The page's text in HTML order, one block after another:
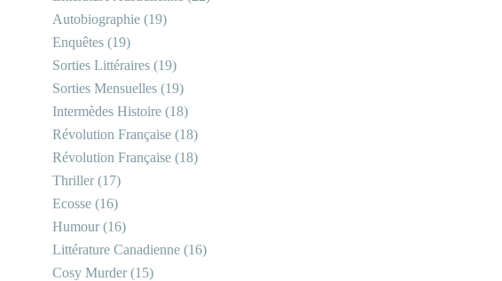
Autobiographie (19)
Enquêtes (19)
Sorties Littéraires (19)
Sorties Mensuelles (19)
Intermèdes Histoire (18)
Révolution Française (18)
Révolution Française (18)
Thriller(17)
Ecosse (16)
Humour(16)
Littérature Canadienne (16)
Cosy Murder(15)